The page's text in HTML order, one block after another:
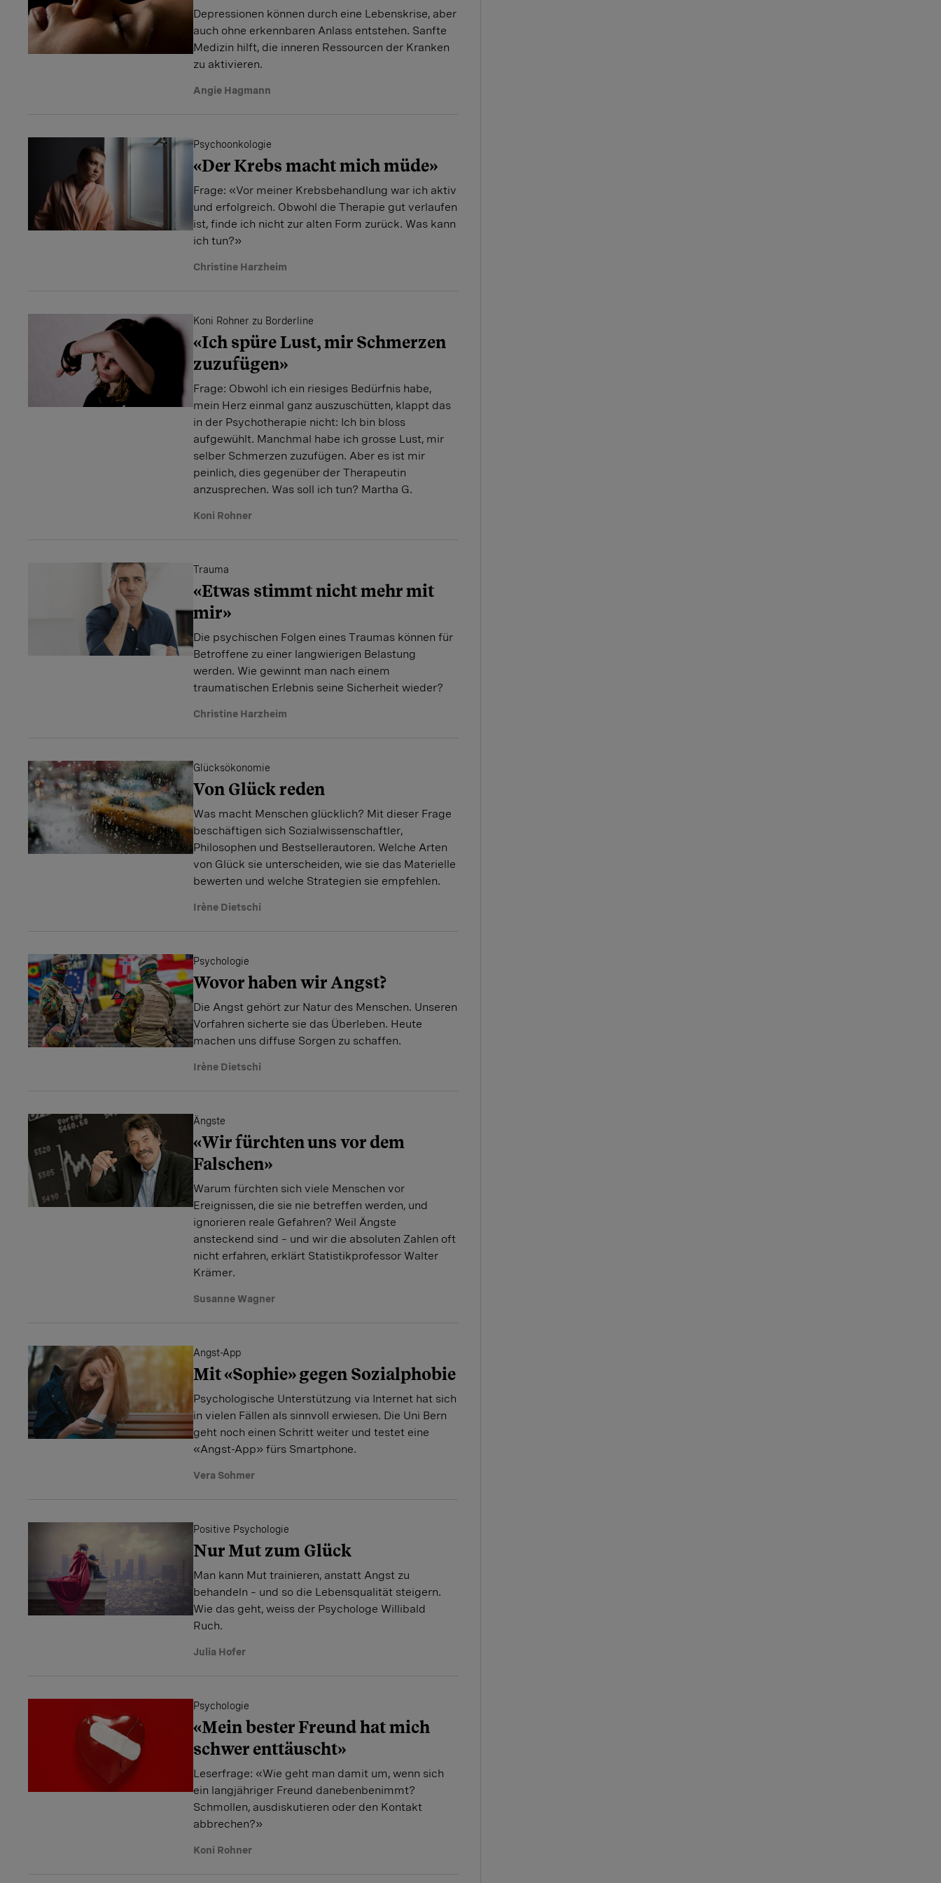
Depressionen können durch eine Lebenskrise, aber
auch ohne erkennbaren Anlass entstehen. Sanfte
Medizin hilft, die inneren Ressourcen der Kranken
zu aktivieren.
Angie Hagmann
Psychoonkologie
«Der Krebs macht mich müde»
Frage: «Vor meiner Krebsbehandlung war ich aktiv
und erfolgreich. Obwohl die Therapie gut verlaufen
ist, finde ich nicht zur alten Form zurück. Was kann
ich tun?»
Christine Harzheim
Koni Rohner zu Borderline
«Ich spüre Lust, mir Schmerzen
zuzufügen»
Frage: Obwohl ich ein riesiges Bedürfnis habe,
mein Herz einmal ganz auszuschütten, klappt das
in der Psychotherapie nicht: Ich bin bloss
aufgewühlt. Manchmal habe ich grosse Lust, mir
selber Schmerzen zuzufügen. Aber es ist mir
peinlich, dies gegenüber der Therapeutin
anzusprechen. Was soll ich tun? Martha G.
Koni Rohner
Trauma
«Etwas stimmt nicht mehr mit
mir»
Die psychischen Folgen eines Traumas können für
Betroffene zu einer langwierigen Belastung
werden. Wie gewinnt man nach einem
traumatischen Erlebnis seine Sicherheit wieder?
Christine Harzheim
Glücksökonomie
Von Glück reden
Was macht Menschen glücklich? Mit dieser Frage
beschäftigen sich Sozialwissenschaftler,
Philosophen und Bestsellerautoren. Welche Arten
von Glück sie unterscheiden, wie sie das Materielle
bewerten und welche Strategien sie empfehlen.
Irène Dietschi
Psychologie
Wovor haben wir Angst?
Die Angst gehört zur Natur des Menschen. Unseren
Vorfahren sicherte sie das Überleben. Heute
machen uns diffuse Sorgen zu schaffen.
Irène Dietschi
Ängste
«Wir fürchten uns vor dem
Falschen»
Warum fürchten sich viele Menschen vor
Ereignissen, die sie nie betreffen werden, und
ignorieren reale Gefahren? Weil Ängste
ansteckend sind – und wir die absoluten Zahlen oft
nicht erfahren, erklärt Statistikprofessor Walter
Krämer.
Susanne Wagner
Angst-App
Mit «Sophie» gegen Sozialphobie
Psychologische Unterstützung via Internet hat sich
in vielen Fällen als sinnvoll erwiesen. Die Uni Bern
geht noch einen Schritt weiter und testet eine
«Angst-App» fürs Smartphone.
Vera Sohmer
Positive Psychologie
Nur Mut zum Glück
Man kann Mut trainieren, anstatt Angst zu
behandeln – und so die Lebensqualität steigern.
Wie das geht, weiss der Psychologe Willibald
Ruch.
Julia Hofer
Psychologie
«Mein bester Freund hat mich
schwer enttäuscht»
Leserfrage: «Wie geht man damit um, wenn sich
ein langjähriger Freund danebenbenimmt?
Schmollen, ausdiskutieren oder den Kontakt
abbrechen?»
Koni Rohner